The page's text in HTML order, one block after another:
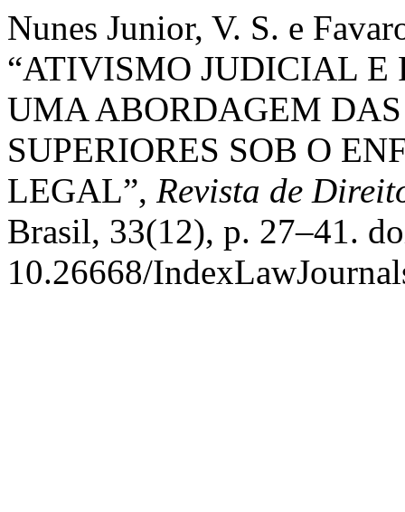
Nunes Junior, V. S. e
“ATIVISMO JUDICIAL
UMA ABORDAGEM
SUPERIORES SOB O
LEGAL”, Revista de
Brasil, 33(12), p. 27–41.
10.26668/